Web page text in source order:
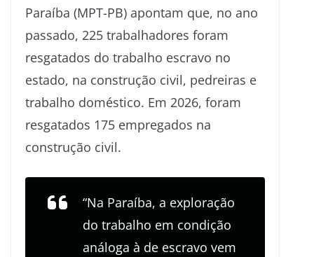
Paraíba (MPT-PB) apontam que, no ano
passado, 225 trabalhadores foram
resgatados do trabalho escravo no
estado, na construção civil, pedreiras e
trabalho doméstico. Em 2026, foram
resgatados 175 empregados na
construção civil.
“Na Paraíba, a exploração
do trabalho em condição
análoga à de escravo vem